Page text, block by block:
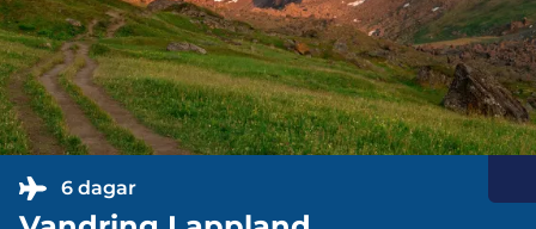
6 dagar